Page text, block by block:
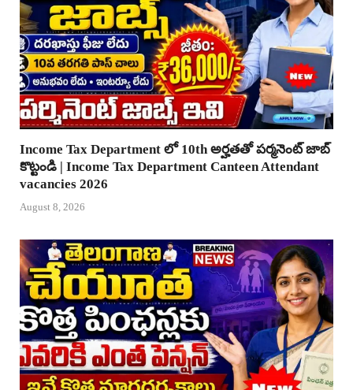
Income Tax Department లో 10th అర్హతతో పర్మనెంట్ జాబ్
కొట్టండి | Income Tax Department Canteen Attendant
vacancies 2026
August 8, 2026